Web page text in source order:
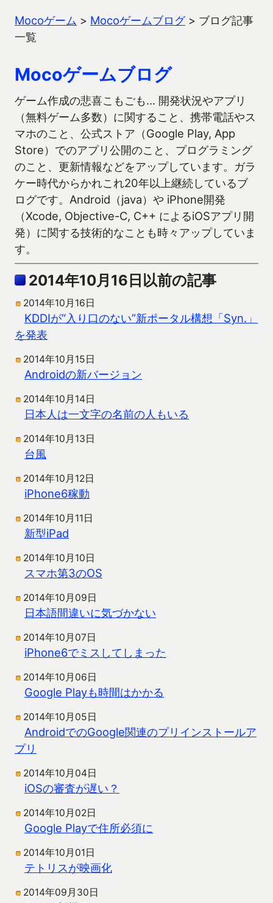
Mocoゲーム > Mocoゲームブログ> ブログ記事
一覧
Mocoゲームブログ
ゲーム作成の悲喜こもごも… 開発状況やアプリ
（無料ゲーム多数）に関すること、携帯電話やス
マホのこと、公式ストア（Google Play, App
Store）でのアプリ公開のこと、プログラミング
のこと、更新情報などをアップしています。ガラ
ケー時代からかれこれ20年以上継続しているブ
ログです。Android（java）や iPhone開発
（Xcode, Objective-C, C++ によるiOSアプリ開
発）に関する技術的なことも時々アップしていま
す。
2014年10月16日以前の記事
2014年10月16日
KDDIが“入り口のない”新ポータル構想「Syn.」
を発表
2014年10月15日
Androidの新バージョン
2014年10月14日
日本人は一文字の名前の人もいる
2014年10月13日
台風
2014年10月12日
iPhone6稼動
2014年10月11日
新型iPad
2014年10月10日
スマホ第3のOS
2014年10月09日
日本語間違いに気づかない
2014年10月07日
iPhone6でミスしてしまった
2014年10月06日
Google Playも時間はかかる
2014年10月05日
AndroidでのGoogle関連のプリインストールア
プリ
2014年10月04日
iOSの審査が遅い？
2014年10月02日
Google Playで住所必須に
2014年10月01日
テトリスが映画化
2014年09月30日